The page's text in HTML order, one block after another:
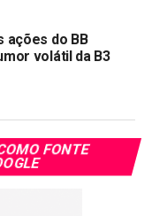
ações do BB
volátil da B3
FONTE